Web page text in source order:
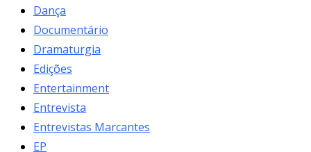
Dança
Documentário
Dramaturgia
Edições
Entertainment
Entrevista
Entrevistas Marcantes
EP